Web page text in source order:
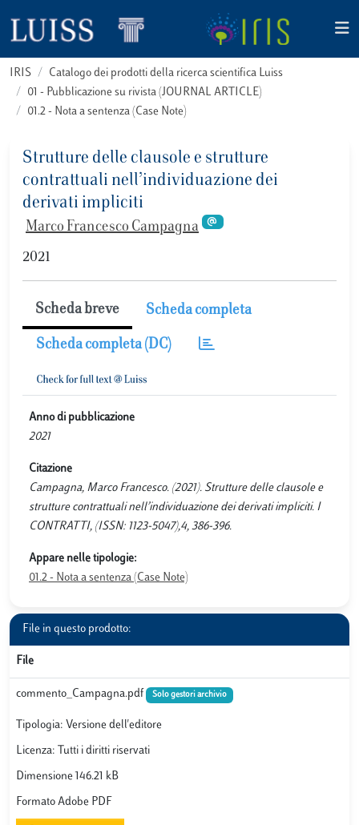
IRIS
Catalogo dei prodotti della ricerca scientifica Luiss
01 - Pubblicazione su rivista (JOURNAL ARTICLE)
01.2 - Nota a sentenza (Case Note)
Strutture delle clausole e strutture
contrattuali nell’individuazione dei
derivati impliciti
Marco Francesco Campagna
2021
Scheda breve Scheda completa
Scheda completa (DC)
Anno di pubblicazione
2021
Citazione
Campagna, Marco Francesco. (2021). Strutture delle clausole e
strutture contrattuali nell’individuazione dei derivati impliciti. I
CONTRATTI, (ISSN: 1123-5047),4, 386-396.
Appare nelle tipologie:
01.2 - Nota a sentenza (Case Note)
File in questo prodotto:
File
commento_Campagna.pdf Solo gestori archivio
Tipologia: Versione dell'editore
Licenza: Tutti i diritti riservati
Dimensione 146.21 kB
Formato Adobe PDF